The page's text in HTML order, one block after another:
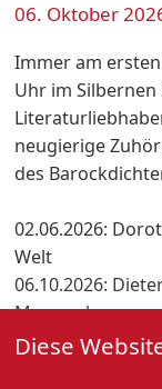
Diese
06. Oktober
Immer am
Uhr im
neugierige
des
02.06.2026:
Welt
06.10.2026:
Mummelsee
01.12.2026: